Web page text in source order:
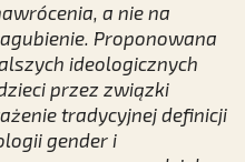
a nie na
Proponowana
ideologicznych
przez związki
tradycyjnej definicji
gender i